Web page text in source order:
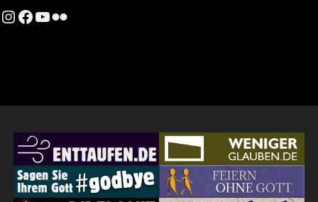
Instagram
Facebook
YouTube
Flickr